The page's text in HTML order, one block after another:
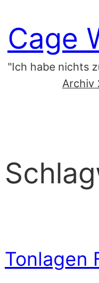
Inhalt
springen
Cage
"Ich habe nichts
Archiv
Tonlagen